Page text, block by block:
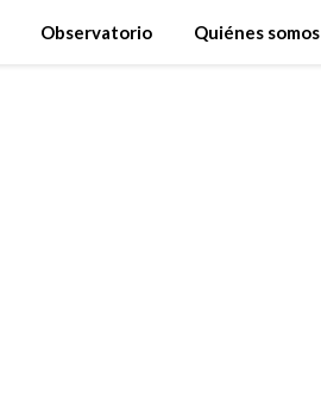
Observatorio Quiénes somos